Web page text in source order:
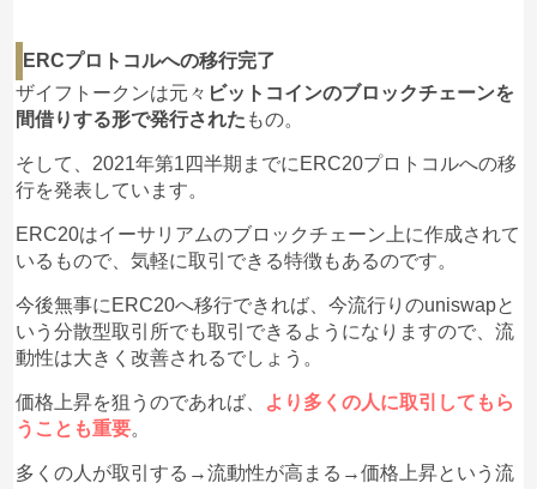
ERCプロトコルへの移行完了
ザイフトークンは元々 ビットコインのブロックチェーンを
間借りする形で発行された もの。
そして、2021年第1四半期までにERC20プロトコルへの移
行を発表しています。
ERC20はイーサリアムのブロックチェーン上に作成されて
いるもので、気軽に取引できる特徴もあるのです。
今後無事にERC20へ移行できれば、今流行りのuniswapと
いう分散型取引所でも取引できるようになりますので、流
動性は大きく改善されるでしょう。
価格上昇を狙うのであれば、
より多くの人に取引してもら
うことも重要。
多くの人が取引する→流動性が高まる→価格上昇という流